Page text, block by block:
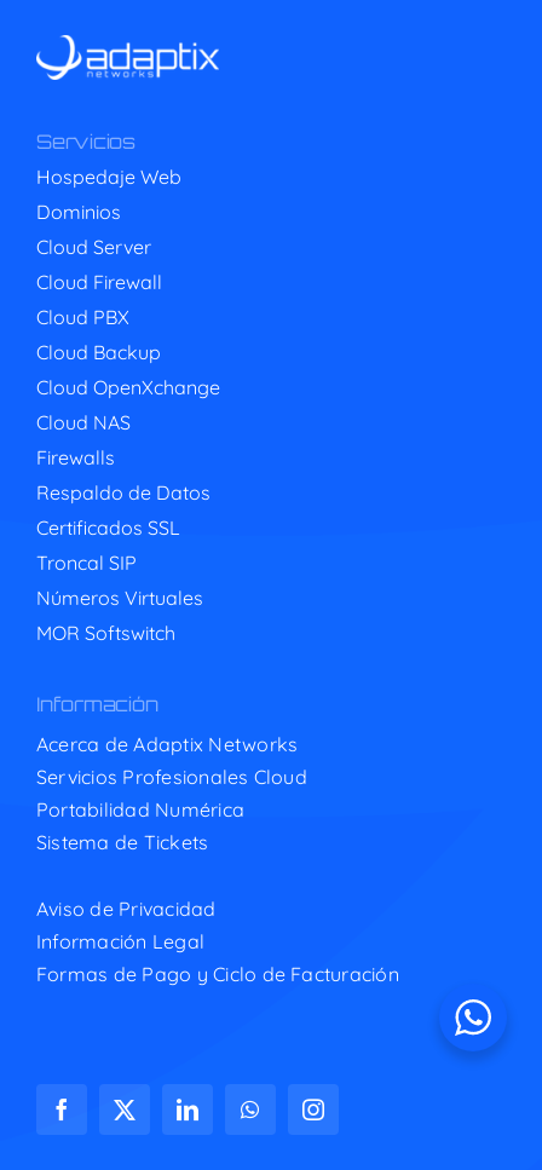
Servicios
Hospedaje Web
Dominios
Cloud Server
Cloud Firewall
Cloud PBX
Cloud Backup
Cloud OpenXchange
Cloud NAS
Firewalls
Respaldo de Datos
Certificados SSL
Troncal SIP
Números Virtuales
MOR Softswitch
Información
Acerca de Adaptix Networks
Servicios Profesionales Cloud
Portabilidad Numérica
Sistema de Tickets
Aviso de Privacidad
Información Legal
Formas de Pago y Ciclo de Facturación